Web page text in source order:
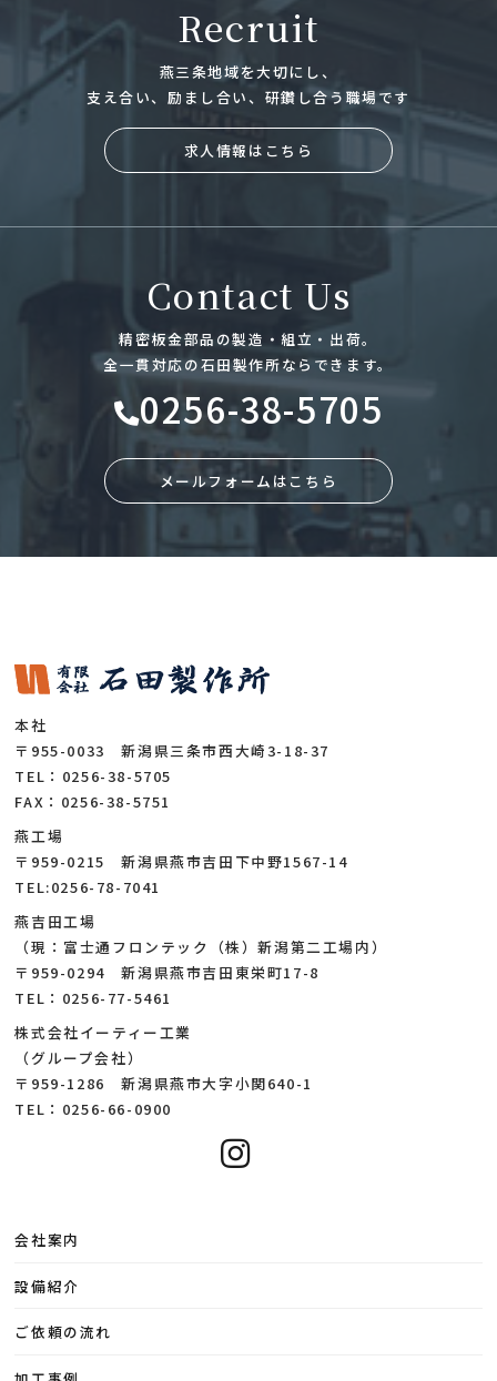
Recruit
燕三条地域を大切にし、
支え合い、励まし合い、研鑽し合う職場です
求人情報はこちら
Contact Us
精密板金部品の製造・組立・出荷。
全一貫対応の石田製作所ならできます。
0256-38-5705
メールフォームはこちら
本社
〒955-0033 新潟県三条市西大崎3-18-37
TEL：0256-38-5705
FAX：0256-38-5751
燕工場
〒959-0215 新潟県燕市吉田下中野1567-14
TEL:0256-78-7041
燕吉田工場
（現：富士通フロンテック（株）新潟第二工場内）
〒959-0294 新潟県燕市吉田東栄町17-8
TEL：0256-77-5461
株式会社イーティー工業
（グループ会社）
〒959-1286 新潟県燕市大字小関640-1
TEL：0256-66-0900
会社案内
設備紹介
ご依頼の流れ